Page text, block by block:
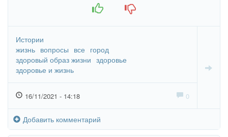
Истории
жизнь вопросы все город
здоровый образ жизни здоровье
здоровье и жизнь
16/11/2021 - 14:18 0
Добавить комментарий